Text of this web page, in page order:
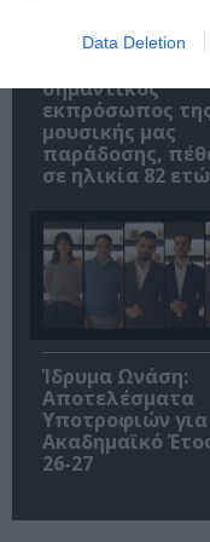
Data Deletion
σημαντικός
εκπρόσωπος
μουσικής μας
παράδοσης,
σε ηλικία 82
Ίδρυμα Ωνάση:
Αποτελέσματα
Υποτροφιών
Ακαδημαϊκό
26-27